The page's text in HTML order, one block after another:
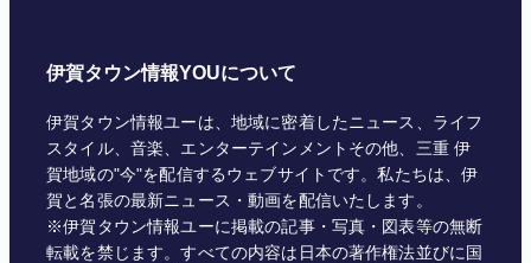
伊賀タウン情報YOUについて
伊賀タウン情報ユーは、地域に密着したニュース、ライフ
スタイル、音楽、エンターテインメントその他、三重 伊
賀地域の"今"を配信するウェブサイトです。私たちは、伊
賀と名張の最新ニュース・動画を配信いたします。
※伊賀タウン情報ユーに掲載の記事・写真・図表等の無断
転載を禁じます。すべての内容は日本の著作権法並びに国